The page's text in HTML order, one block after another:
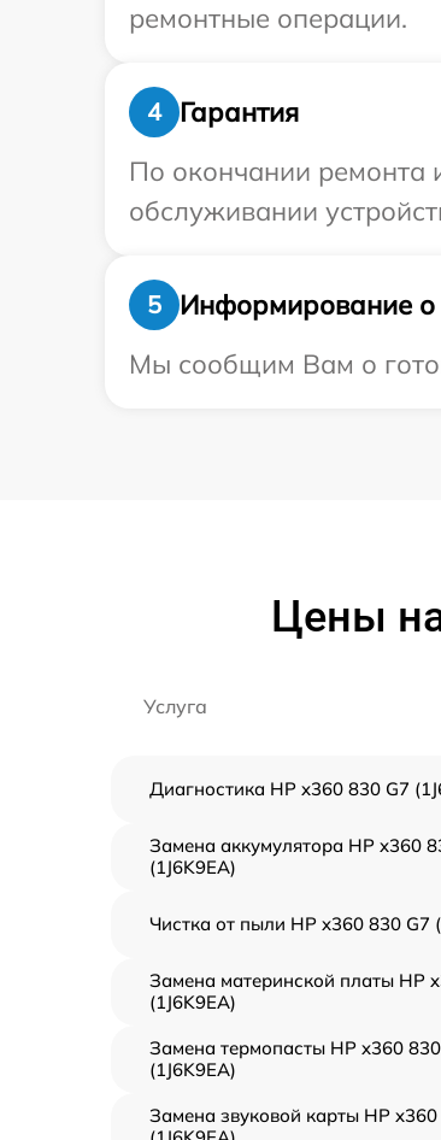
ремонтные операции.
4
Гарантия
По окончании ремонта
обслуживании
5
Информирование о
Мы сообщим Вам о
Цены
Услуга
Диагностика HP x360 830 G7
Замена аккумулятора HP x360
(1J6K9EA)
Чистка от пыли HP x360 830 G7
Замена материнской платы HP
(1J6K9EA)
Замена термопасты HP x360
(1J6K9EA)
Замена звуковой карты HP x360